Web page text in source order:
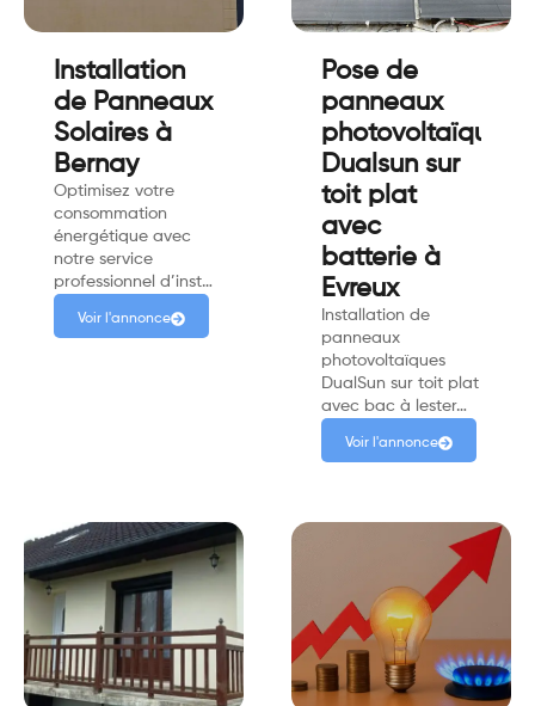
Installation
de Panneaux
Solaires à
Bernay
Optimisez votre
consommation
énergétique avec
notre service
professionnel d’inst…
Voir l'annonce
Pose de
panneaux
photovoltaïque
Dualsun sur
toit plat
avec
batterie à
Evreux
Installation de
panneaux
photovoltaïques
DualSun sur toit plat
avec bac à lester…
Voir l'annonce